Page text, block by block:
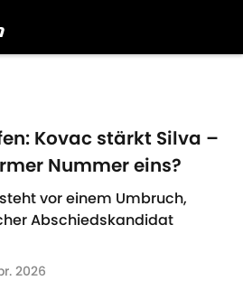
Kovac stärkt Silva –
Nummer eins?
vor einem Umbruch,
Abschiedskandidat
2026